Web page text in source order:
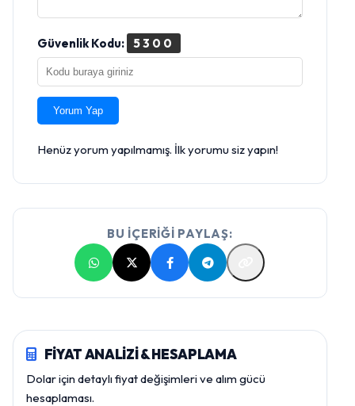
Güvenlik Kodu: 5300
Yorum Yap
Henüz yorum yapılmamış. İlk yorumu siz yapın!
BU İÇERİĞİ PAYLAŞ:
FİYAT ANALİZİ & HESAPLAMA
Dolar için detaylı fiyat değişimleri ve alım gücü
hesaplaması.